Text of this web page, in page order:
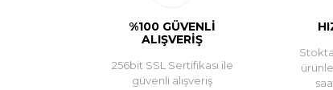
%100 GÜVENLİ
ALIŞVERİŞ
256bit SSL Sertifikası ile
güvenli alışveriş